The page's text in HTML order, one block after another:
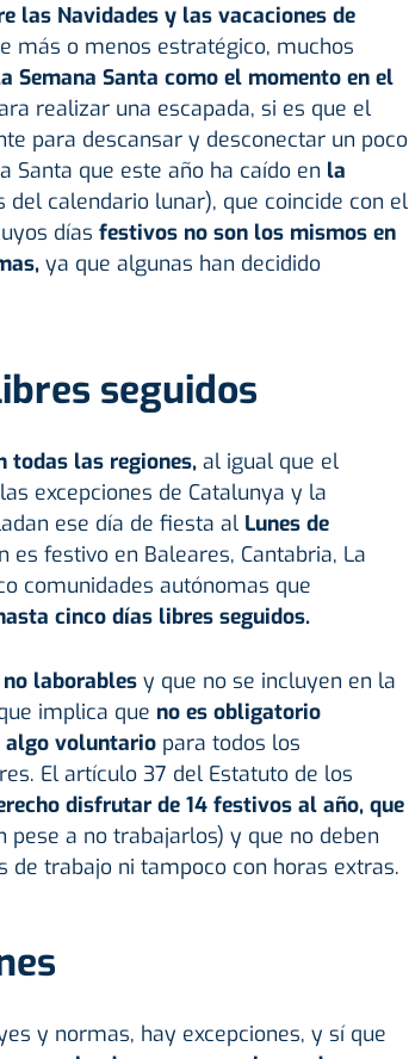
las Navidades y las vacaciones de
más o menos estratégico, muchos
Semana Santa como el momento en el
realizar una escapada, si es que el
para descansar y desconectar un poco
Santa que este año ha caído en la
del calendario lunar), que coincide con el
días festivos no son los mismos en
ya que algunas han decidido
seguidos
todas las regiones, al igual que el
excepciones de Catalunya y la
ese día de fiesta al Lunes de
festivo en Baleares, Cantabria, La
comunidades autónomas que
cinco días libres seguidos.
laborablesy que no se incluyen en la
implica que no es obligatorio
algo voluntariopara todos los
El artículo 37 del Estatuto de los
disfrutar de 14 festivos al año, que
pese a no trabajarlos) y que no deben
de trabajo ni tampoco con horas extras.
y normas, hay excepciones, y sí que